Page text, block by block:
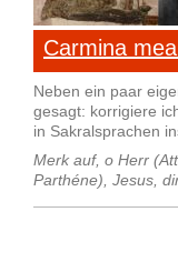
Carmina
Neben ein paar
gesagt: korrigiere
in Sakralsprachen
Merk auf, o Herr
Parthéne), Jesus,